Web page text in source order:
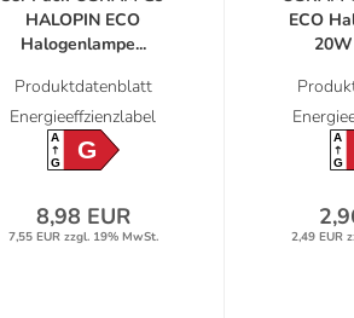
HALOPIN ECO
Halogenlampe...
Produktdatenblatt
Energieeffzienzlabel
A
GG
8,98 EUR
7,55 EUR zzgl. 19% MwSt.
ECO
20W
A
G
2,49 EUR